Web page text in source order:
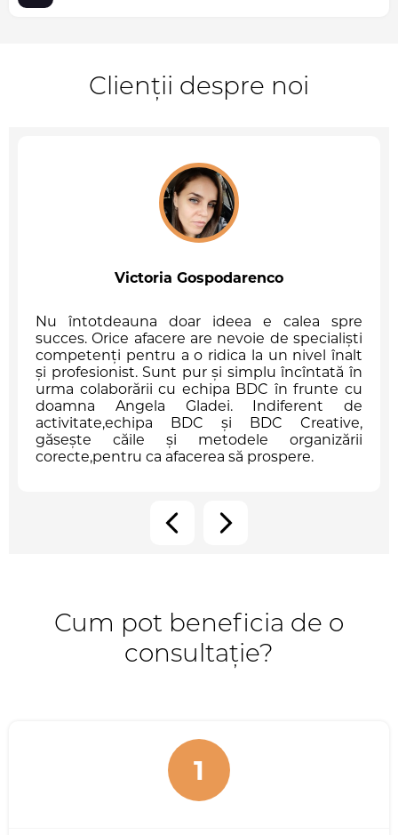
Clienții despre noi
Victoria Gospodarenco
Nu întotdeauna doar ideea e calea spre
succes. Orice afacere are nevoie de specialiști
competenți pentru a o ridica la un nivel înalt
și profesionist. Sunt pur și simplu încîntată în
urma colaborării cu echipa BDC în frunte cu
doamna Angela Gladei. Indiferent de
activitate,echipa BDC și BDC Creative,
găsește căile și metodele organizării
corecte,pentru ca afacerea să prospere.
Cum pot beneficia de o
consultație?
1